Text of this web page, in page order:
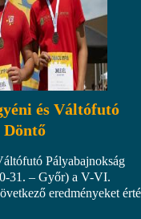
és Váltófutó
Döntő
Pályabajnokság
31. – Győr) a V-VI.
eredményeket